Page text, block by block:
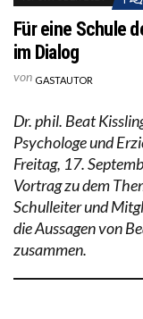
Für eine Schule
im Dialog
von GASTAUTOR
Dr. phil. Beat
Psychologe und
Freitag, 17.
Vortrag zu dem
Schulleiter und
die Aussagen von
zusammen.